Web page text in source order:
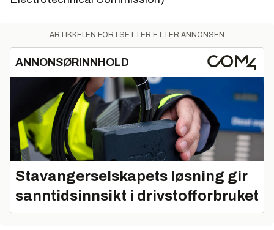
ARTIKKELEN FORTSETTER ETTER ANNONSEN
ANNONSØRINNHOLD
Stavangerselskapets løsning gir
sanntidsinnsikt i drivstofforbruket